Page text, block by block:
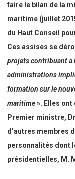
faire le bilan de la
maritime (juillet
du Haut Conseil
Ces assises se
projets contribuant à
administrations
formation sur le
maritime». Elles ont
Premier ministre,
d’autres membres
personnalités dont
présidentielles, M.